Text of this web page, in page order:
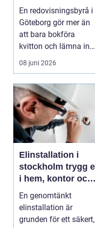
partner för sin
ekonomi
En redovisningsbyrå i
Göteborg gör mer än
att bara bokföra
kvitton och lämna in
deklarationer. För m...
08 juni 2026
Elinstallation i
stockholm trygg el
i hem, kontor och
industri
En genomtänkt
elinstallation är
grunden för ett säkert,